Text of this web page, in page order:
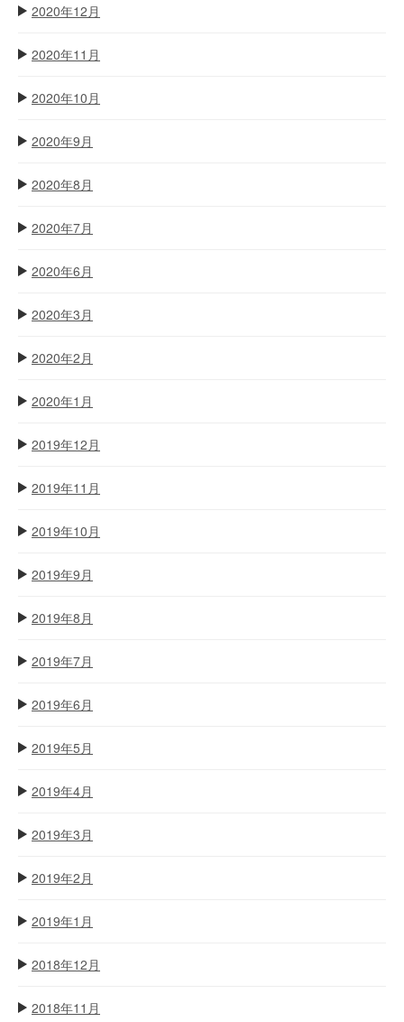
2020年12月
2020年11月
2020年10月
2020年9月
2020年8月
2020年7月
2020年6月
2020年3月
2020年2月
2020年1月
2019年12月
2019年11月
2019年10月
2019年9月
2019年8月
2019年7月
2019年6月
2019年5月
2019年4月
2019年3月
2019年2月
2019年1月
2018年12月
2018年11月